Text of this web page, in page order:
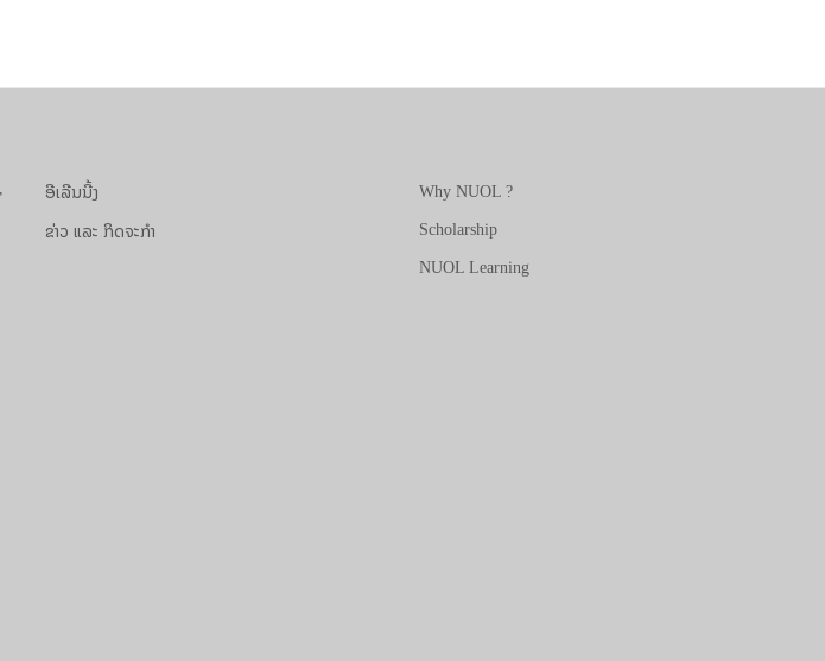
ອີເລີນນີ້ງ
ຂ່າວ ແລະ ກິດຈະກຳ
Why NUOL ?
Scholarship
NUOL Learning